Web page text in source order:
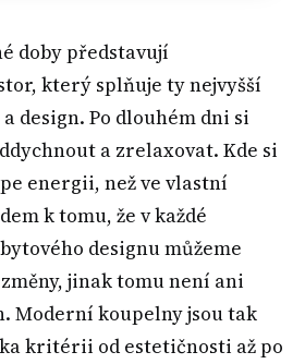
doby představují
který splňuje ty nejvyšší
design. Po dlouhém dni si
a zrelaxovat. Kde si
energii, než ve vlastní
k tomu, že v každé
designu můžeme
jinak tomu není ani
Moderní koupelny jsou tak
kritérii od estetičnosti až po